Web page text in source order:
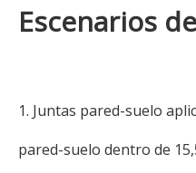
Escenarios
1. Juntas pared-suelo
pared-suelo dentro de